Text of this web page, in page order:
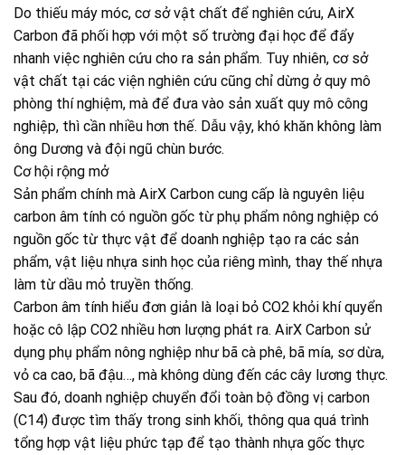
Do thiếu máy móc, cơ sở vật chất để nghiên cứu, AirX
Carbon đã phối hợp với một số trường đại học để đẩy
nhanh việc nghiên cứu cho ra sản phẩm. Tuy nhiên, cơ sở
vật chất tại các viện nghiên cứu cũng chỉ dừng ở quy mô
phòng thí nghiệm, mà để đưa vào sản xuất quy mô công
nghiệp, thì cần nhiều hơn thế. Dẫu vậy, khó khăn không làm
ông Dương và đội ngũ chùn bước.
Cơ hội rộng mở
Sản phẩm chính mà AirX Carbon cung cấp là nguyên liệu
carbon âm tính có nguồn gốc từ phụ phẩm nông nghiệp có
nguồn gốc từ thực vật để doanh nghiệp tạo ra các sản
phẩm, vật liệu nhựa sinh học của riêng mình, thay thế nhựa
làm từ dầu mỏ truyền thống.
Carbon âm tính hiểu đơn giản là loại bỏ CO2 khỏi khí quyển
hoặc cô lập CO2 nhiều hơn lượng phát ra. AirX Carbon sử
dụng phụ phẩm nông nghiệp như bã cà phê, bã mía, sơ dừa,
vỏ ca cao, bã đậu…, mà không dùng đến các cây lương thực.
Sau đó, doanh nghiệp chuyển đổi toàn bộ đồng vị carbon
(C14) được tìm thấy trong sinh khối, thông qua quá trình
tổng hợp vật liệu phức tạp để tạo thành nhựa gốc thực